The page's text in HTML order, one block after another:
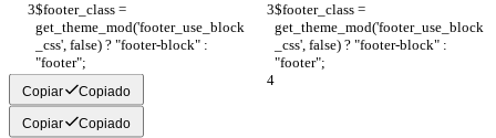
$footer_class =
get_theme_mod('footer_use_block
_css', false) ? "footer-block" :
"footer";
$footer_class =
get_theme_mod('footer_use_block
_css', false) ? "footer-block" :
"footer";
Copiar Copiado
Copiar Copiado